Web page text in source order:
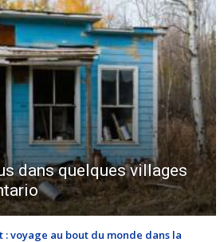
dans quelques villages
: voyage au bout du monde dans la